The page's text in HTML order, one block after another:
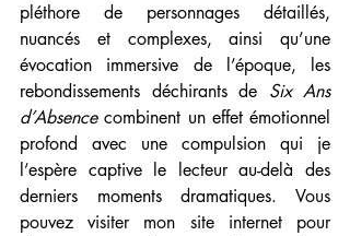
pléthore de personnages détaillés,
nuancés et complexes, ainsi qu’une
évocation immersive de l’époque, les
rebondissements déchirants de Six Ans
d’Absence combinent un effet émotionnel
profond avec une compulsion qui je
l’espère captive le lecteur au-delà des
derniers moments dramatiques. Vous
pouvez visiter mon site internet pour